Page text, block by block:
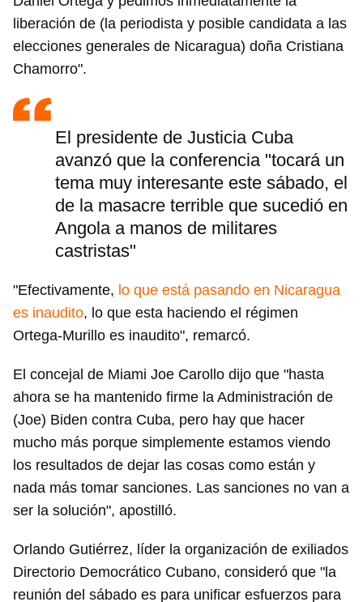
liberación de (la periodista y posible candidata a las
elecciones generales de Nicaragua) doña Cristiana
Chamorro".
El presidente de Justicia Cuba
avanzó que la conferencia "tocará un
tema muy interesante este sábado, el
de la masacre terrible que sucedió en
Angola a manos de militares
castristas"
"Efectivamente, lo que está pasando en Nicaragua
es inaudito, lo que esta haciendo el régimen
Ortega-Murillo es inaudito", remarcó.
El concejal de Miami Joe Carollo dijo que "hasta
ahora se ha mantenido firme la Administración de
(Joe) Biden contra Cuba, pero hay que hacer
mucho más porque simplemente estamos viendo
los resultados de dejar las cosas como están y
nada más tomar sanciones. Las sanciones no van a
ser la solución", apostilló.
Orlando Gutiérrez, líder la organización de exiliados
Directorio Democrático Cubano, consideró que "la
reunión del sábado es para unificar esfuerzos para